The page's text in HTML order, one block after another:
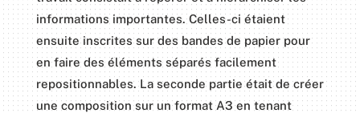
informations importantes. Celles-ci étaient
ensuite inscrites sur des bandes de papier pour
en faire des éléments séparés facilement
repositionnables. La seconde partie était de créer
une composition sur un format A3 en tenant